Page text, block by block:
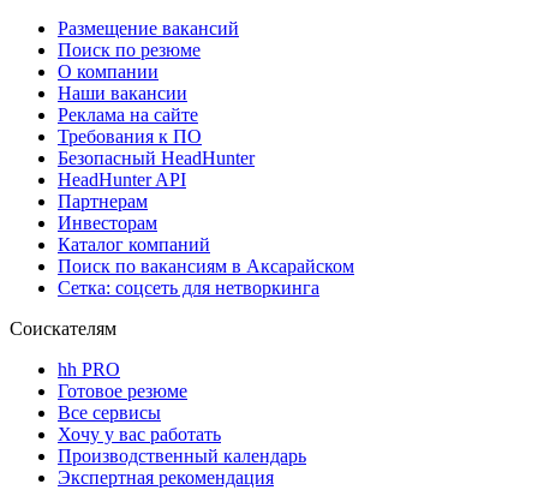
Размещение вакансий
Поиск по резюме
О компании
Наши вакансии
Реклама на сайте
Требования к ПО
Безопасный HeadHunter
HeadHunter API
Партнерам
Инвесторам
Каталог компаний
Поиск по вакансиям в Аксарайском
Сетка: соцсеть для нетворкинга
Соискателям
hh PRO
Готовое резюме
Все сервисы
Хочу у вас работать
Производственный календарь
Экспертная рекомендация